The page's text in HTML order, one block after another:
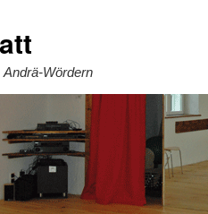
Wördern